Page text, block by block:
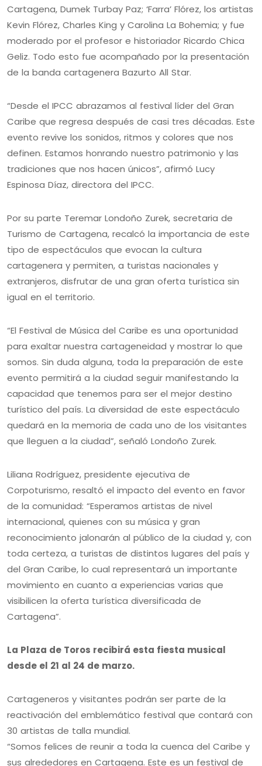
Cartagena, Dumek Turbay Paz; ‘Farra’ Flórez, los artistas
Kevin Flórez, Charles King y Carolina La Bohemia; y fue
moderado por el profesor e historiador Ricardo Chica
Geliz. Todo esto fue acompañado por la presentación
de la banda cartagenera Bazurto All Star.
“Desde el IPCC abrazamos al festival líder del Gran
Caribe que regresa después de casi tres décadas. Este
evento revive los sonidos, ritmos y colores que nos
definen. Estamos honrando nuestro patrimonio y las
tradiciones que nos hacen únicos”, afirmó Lucy
Espinosa Díaz, directora del IPCC.
Por su parte Teremar Londoño Zurek, secretaria de
Turismo de Cartagena, recalcó la importancia de este
tipo de espectáculos que evocan la cultura
cartagenera y permiten, a turistas nacionales y
extranjeros, disfrutar de una gran oferta turística sin
igual en el territorio.
“El Festival de Música del Caribe es una oportunidad
para exaltar nuestra cartageneidad y mostrar lo que
somos. Sin duda alguna, toda la preparación de este
evento permitirá a la ciudad seguir manifestando la
capacidad que tenemos para ser el mejor destino
turístico del país. La diversidad de este espectáculo
quedará en la memoria de cada uno de los visitantes
que lleguen a la ciudad”, señaló Londoño Zurek.
Liliana Rodríguez, presidente ejecutiva de
Corpoturismo, resaltó el impacto del evento en favor
de la comunidad: “Esperamos artistas de nivel
internacional, quienes con su música y gran
reconocimiento jalonarán al público de la ciudad y, con
toda certeza, a turistas de distintos lugares del país y
del Gran Caribe, lo cual representará un importante
movimiento en cuanto a experiencias varias que
visibilicen la oferta turística diversificada de
Cartagena”.
La Plaza de Toros recibirá esta fiesta musical
desde el 21 al 24 de marzo.
Cartageneros y visitantes podrán ser parte de la
reactivación del emblemático festival que contará con
30 artistas de talla mundial.
“Somos felices de reunir a toda la cuenca del Caribe y
sus alrededores en Cartagena. Este es un festival de